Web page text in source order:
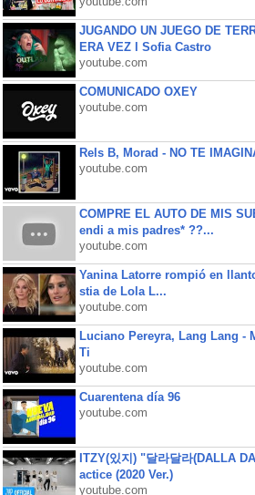
JUGANDO UN JUEGO DE
ERA VEZ l Sofia Castro
youtube.com
COMUNICADO OXEY
youtube.com
Rels B, Morad - NO TE
youtube.com
COMPRE EL AUTO DE MIS
endi a mis padres* ??...
youtube.com
Yanina Latorre rompió en
stia de Lola L...
youtube.com
Luciano Pereyra, Lang Lang -
Ti
youtube.com
Cuarentena día 96
youtube.com
ITZY(있지) "달라달라(DALLA
actice (2020 Ver.)
youtube.com